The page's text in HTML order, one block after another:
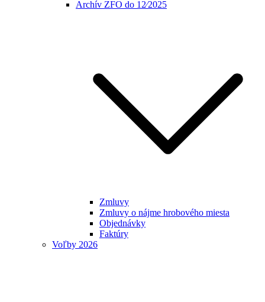
Archív ZFO do 12⁄2025
Zmluvy
Zmluvy o nájme hrobového miesta
Objednávky
Faktúry
Voľby 2026